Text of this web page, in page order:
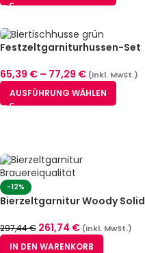
Festzeltgarniturhussen-Set
Größen)
65,39 € – 77,29 € (inkl. MwSt.)
AUSFÜHRUNG WÄHLEN
-12%
Bierzeltgarnitur Woody Solid
297,44€ 261,74 € (inkl. MwSt.)
IN DEN WARENKORB